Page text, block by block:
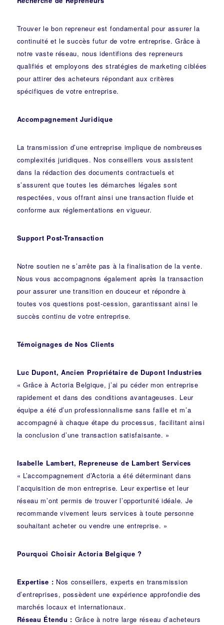
Trouver le bon repreneur est fondamental pour assurer la
continuité et le succès futur de votre entreprise. Grâce à
notre vaste réseau, nous identifions des repreneurs
qualifiés et employons des stratégies de marketing ciblées
pour attirer des acheteurs répondant aux critères
spécifiques de votre entreprise.
Accompagnement Juridique
La transmission d’une entreprise implique de nombreuses
complexités juridiques. Nosconseillers vous assistent
dans la rédaction des documents contractuels et
s’assurent que toutes les démarches légales sont
respectées, vous offrant ainsi une transaction fluide et
conforme aux réglementations en vigueur.
Support Post-Transaction
Notre soutien ne s’arrête pas à la finalisation de la vente.
Nous vous accompagnons également après la transaction
pour assurer une transition en douceur et répondre à
toutes vos questions post-cession, garantissant ainsi le
succès continu de votre entreprise.
Témoignages de Nos Clients
Luc Dupont, Ancien Propriétaire de Dupont Industries
« Grâce à Actoria Belgique, j’ai pu céder mon entreprise
rapidement et dans des conditions avantageuses. Leur
équipe a été d’un professionnalisme sans faille et m’a
accompagné à chaque étape du processus, facilitant ainsi
la conclusion d’une transaction satisfaisante. »
Isabelle Lambert, Repreneuse de Lambert Services
« L’accompagnement d’Actoria a été déterminant dans
l’acquisition de mon entreprise. Leur expertise et leur
réseau m’ont permis de trouver l’opportunité idéale. Je
recommande vivement leurs services à toute personne
souhaitant acheter ou vendre une entreprise. »
Pourquoi Choisir Actoria Belgique ?
Expertise : Nos conseillers, experts en transmission
d’entreprises, possèdent une expérience approfondie des
marchés locaux et internationaux.
Réseau Étendu : Grâce à notre large réseau d’acheteurs